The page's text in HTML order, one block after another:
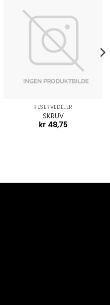
RESERVEDELER
SKRUV
kr 48,75